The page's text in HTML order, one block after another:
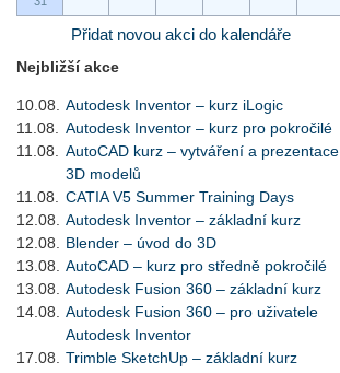
Přidat novou akci do kalendáře
Nejbližší akce
10.08.
Autodesk Inventor – kurz iLogic
11.08.
Autodesk Inventor – kurz pro pokročilé
11.08.
AutoCAD kurz – vytváření a prezentace
3D modelů
11.08.
CATIA V5 Summer Training Days
12.08.
Autodesk Inventor – základní kurz
12.08.
Blender – úvod do 3D
13.08.
AutoCAD – kurz pro středně pokročilé
13.08.
Autodesk Fusion 360 – základní kurz
14.08.
Autodesk Fusion 360 – pro uživatele
Autodesk Inventor
17.08.
Trimble SketchUp – základní kurz